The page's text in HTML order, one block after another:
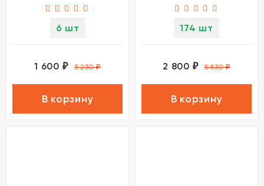
6 шт
1 600 ₽ 3 230₽
В корзину
174 шт
2 800 ₽ 5 530₽
В корзину